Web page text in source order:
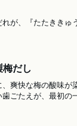
が、『たたききゅ
だし
爽快な梅の酸味が
ごたえが、最初の